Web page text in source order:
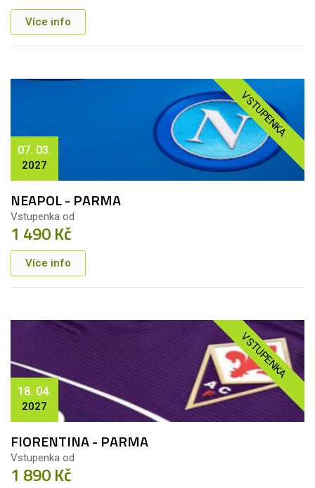
Více info
VSTUPENKA
07. 03.
2027
NEAPOL - PARMA
Vstupenka od
1 490 Kč
Více info
VSTUPENKA
18. 04.
2027
FIORENTINA - PARMA
Vstupenka od
1 890 Kč